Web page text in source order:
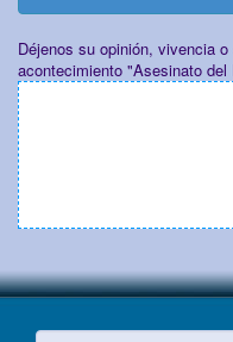
Déjenos su opinión, vivencia
acontecimiento "Asesinato del